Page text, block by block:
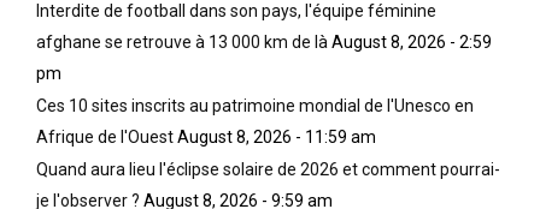
Interdite de football dans son pays, l'équipe féminine
afghane se retrouve à 13 000 km de là August 8, 2026 - 2:59
pm
Ces 10 sites inscrits au patrimoine mondial de l'Unesco en
Afrique de l'OuestAugust 8, 2026 - 11:59 am
Quand aura lieu l'éclipse solaire de 2026 et comment pourrai-
je l'observer ? August 8, 2026 - 9:59 am